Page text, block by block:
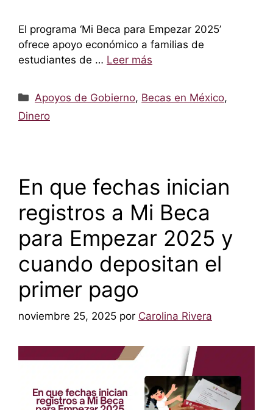
El programa ‘Mi Beca para Empezar 2025’
ofrece apoyo económico a familias de
estudiantes de … Leer más
Categorías
Apoyos de Gobierno, Becas en México,
Dinero
En que fechas inician
registros a Mi Beca
para Empezar 2025 y
cuando depositan el
primer pago
noviembre 25, 2025 por Carolina Rivera